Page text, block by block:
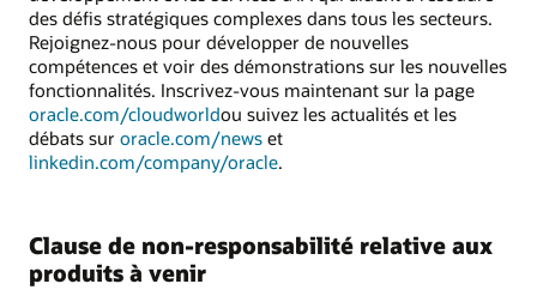
des défis stratégiques complexes dans tous les secteurs.
Rejoignez-nous pour développer de nouvelles
compétences et voir des démonstrations sur les nouvelles
fonctionnalités. Inscrivez-vous maintenant sur la page
oracle.com/cloudworldou suivez les actualités et les
débats sur oracle.com/news et
linkedin.com/company/oracle.
Clause de non-responsabilité relative aux
produits à venir